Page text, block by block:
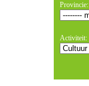
Provincie:
Activiteit: